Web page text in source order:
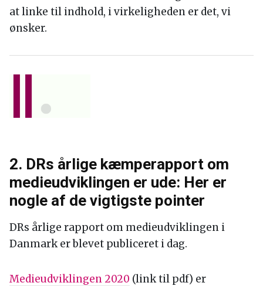
at linke til indhold, i virkeligheden er det, vi
ønsker.
2. DRs årlige kæmperapport om
medieudviklingen er ude: Her er
nogle af de vigtigste pointer
DRs årlige rapport om medieudviklingen i
Danmark er blevet publiceret i dag.
Medieudviklingen 2020 (link til pdf) er